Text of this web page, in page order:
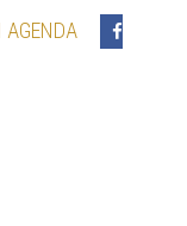
AGENDA